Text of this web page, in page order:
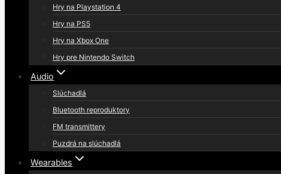
Hry na Playstation 4
Hry na PS5
Hry na Xbox One
Hry pre Nintendo Switch
Audio
Slúchadlá
Bluetooth reproduktory
FM transmittery
Puzdrá na slúchadlá
Wearables